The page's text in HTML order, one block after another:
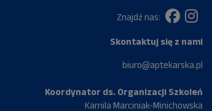
Znajdź nas:
Skontaktuj się z nami
biuro@aptekarska.pl
Koordynator ds. Organizacji Szkoleń
Kamila Marciniak-Minichowska